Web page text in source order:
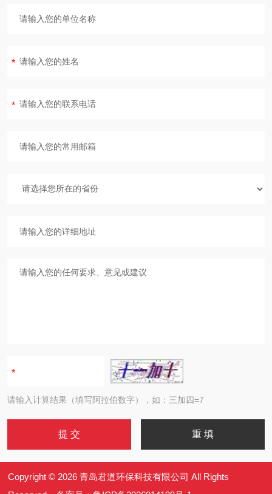
请输入计算结果（填写阿拉伯数字），如：三加四=7
Copyright © 2026 青岛君道环保科技有限公司 All Rights